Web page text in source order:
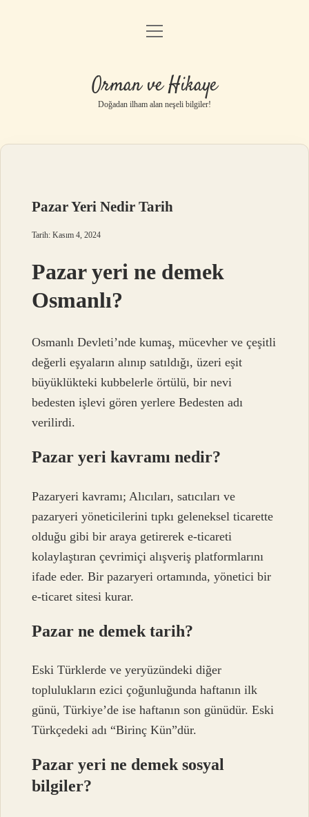
Anasayfa
Yasal Uyarı
menüyü
Orman ve Hikaye
Doğadan ilham alan neşeli bilgiler!
Pazar Yeri Nedir Tarih
Tarih: Kasım 4, 2024
Pazar yeri ne demek
Osmanlı?
Osmanlı Devleti’nde kumaş, mücevher ve çeşitli
değerli eşyaların alınıp satıldığı, üzeri eşit
büyüklükteki kubbelerle örtülü, bir nevi
bedesten işlevi gören yerlere Bedesten adı
verilirdi.
Pazar yeri kavramı nedir?
Pazaryeri kavramı; Alıcıları, satıcıları ve
pazaryeri yöneticilerini tıpkı geleneksel ticarette
olduğu gibi bir araya getirerek e-ticareti
kolaylaştıran çevrimiçi alışveriş platformlarını
ifade eder. Bir pazaryeri ortamında, yönetici bir
e-ticaret sitesi kurar.
Pazar ne demek tarih?
Eski Türklerde ve yeryüzündeki diğer
toplulukların ezici çoğunluğunda haftanın ilk
günü, Türkiye’de ise haftanın son günüdür. Eski
Türkçedeki adı “Birinç Kün”dür.
Pazar yeri ne demek sosyal
bilgiler?